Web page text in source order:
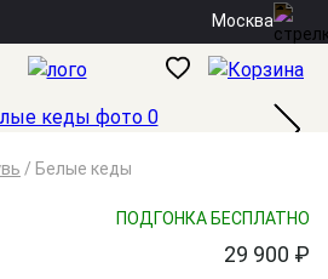
Москва
/ Белые кеды
ПОДГОНКА БЕСПЛАТНО
29 900 ₽